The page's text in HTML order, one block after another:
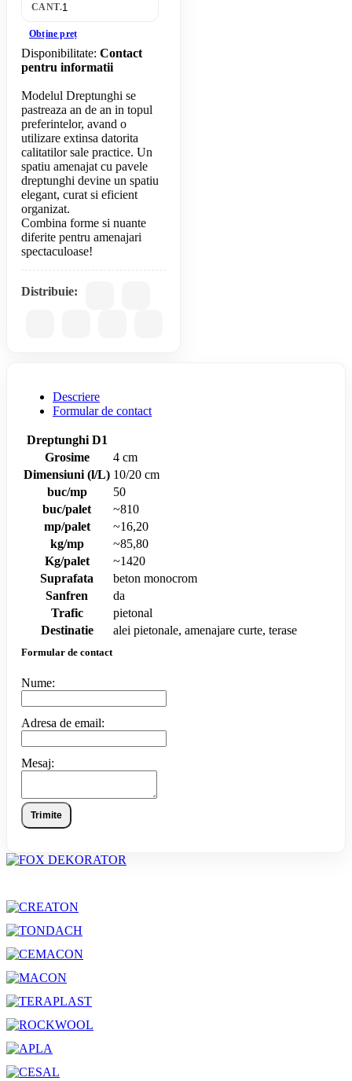
CANT.
Obține preț
Disponibilitate: Contact
pentru informatii
Modelul Dreptunghi se
pastreaza an de an in topul
preferintelor, avand o
utilizare extinsa datorita
calitatilor sale practice. Un
spatiu amenajat cu pavele
dreptunghi devine un spatiu
elegant, curat si eficient
organizat.
Combina forme si nuante
diferite pentru amenajari
Distribuie:
Descriere
Formular de contact
Dreptunghi D1
Grosime
4 cm
Dimensiuni (l/L) 10/20 cm
buc/mp
50
buc/palet
~810
mp/palet
~16,20
kg/mp
~85,80
Kg/palet
~1420
Suprafata
beton monocrom
Sanfren
da
Trafic
pietonal
Destinatie
alei pietonale, amenajare curte, terase
Formular de contact
Nume:
Adresa de email:
Mesaj:
Trimite